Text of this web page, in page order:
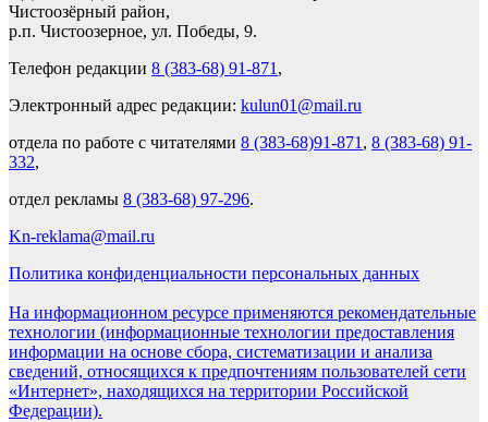
Чистоозёрный район,
р.п. Чистоозерное, ул. Победы, 9.
Телефон редакции 8 (383-68) 91-871 ,
Электронный адрес редакции: kulun01@mail.ru
отдела по работе с читателями 8 (383-68)91-871 , 8 (383-68) 91-
332,
отдел рекламы 8 (383-68) 97-296.
Kn-reklama@mail.ru
Политика конфиденциальности персональных данных
На информационном ресурсе применяются рекомендательные
технологии (информационные технологии предоставления
информации на основе сбора, систематизации и анализа
сведений, относящихся к предпочтениям пользователей сети
«Интернет», находящихся на территории Российской
Федерации).